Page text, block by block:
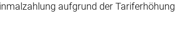
aufgrund der Tariferhöhung